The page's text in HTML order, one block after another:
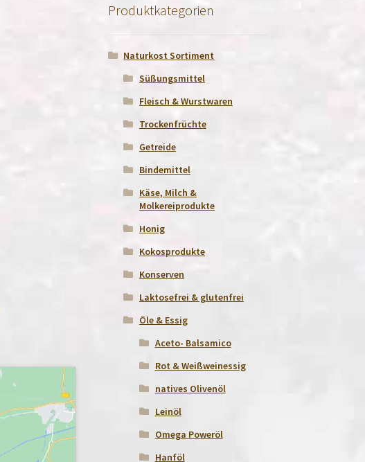
Produktkategorien
Naturkost Sortiment
Süßungsmittel
Fleisch & Wurstwaren
Trockenfrüchte
Getreide
Bindemittel
Käse, Milch &
Molkereiprodukte
Honig
Kokosprodukte
Konserven
Laktosefrei & glutenfrei
Öle & Essig
Aceto- Balsamico
Rot & Weißweinessig
natives Olivenöl
Leinöl
Omega Poweröl
Hanföl